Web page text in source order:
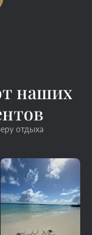
наших
отдыха